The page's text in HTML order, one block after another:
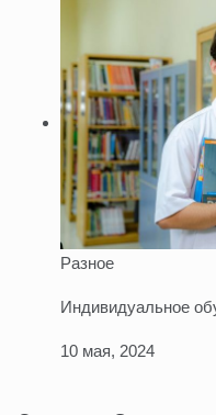
Разное
Индивидуальное
10 мая, 2024